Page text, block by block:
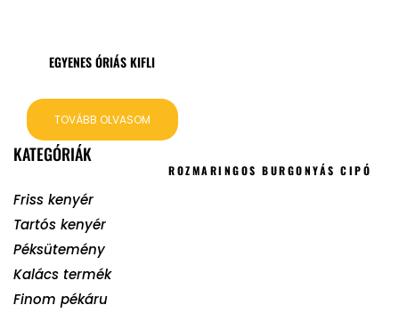
EGYENES ÓRIÁS KIFLI
TOVÁBB OLVASOM
KATEGÓRIÁK
Friss kenyér
Tartós kenyér
Péksütemény
Kalács termék
Finom pékáru
ROZMARINGOS BURGONYÁS CIPÓ